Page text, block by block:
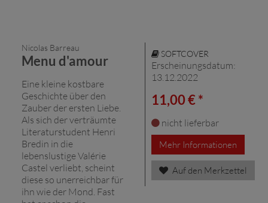
Nicolas Barreau
Menu d'amour
Eine kleine kostbare
Geschichte über den
Zauber der ersten Liebe.
Als sich der verträumte
Literaturstudent Henri
Bredin in die
lebenslustige Valérie
Castel verliebt, scheint
diese so unerreichbar für
ihn wie der Mond. Fast
SOFTCOVER
Erscheinungsdatum:
13.12.2022
11,00 € *
nicht lieferbar
Mehr Informationen
Auf den Merkzettel